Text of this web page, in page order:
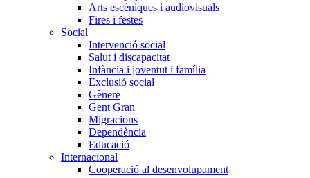
Arts escèniques i audiovisuals
Fires i festes
Social
Intervenció social
Salut i discapacitat
Infància i joventut i família
Exclusió social
Gènere
Gent Gran
Migracions
Dependència
Educació
Internacional
Cooperació al desenvolupament